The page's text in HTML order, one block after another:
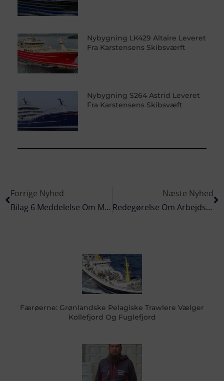
Nybygning LK429 Altaire Leveret
Fra Karstensens Skibsværft
Nybygning S264 Astrid Leveret
Fra Karstensens Skibsvæft
Forrige Nyhed
Bilag 6 Meddelelse Om Midlertidig Lukning Af Område I Skagerrak
Næste Nyhed
Redegørelse Om Arbejdsulykke Med Krabbeknuser Den 11. Januar 2014
Færøerne: Grønlandske Pelagiske Trawlere Vælger
Kollefjord Og Fuglefjord